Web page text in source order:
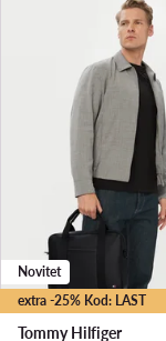
extra -25% Kod: LAST
Novitet
Tommy Hilfiger